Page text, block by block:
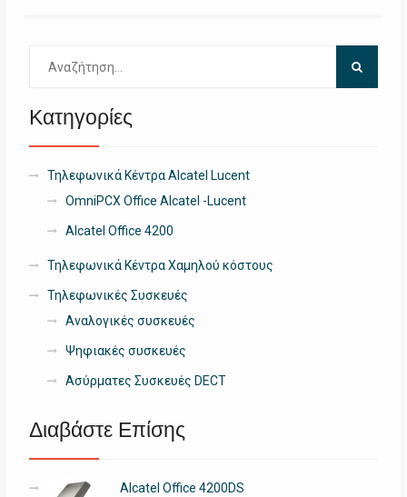
για:
Κατηγορίες
Τηλεφωνικά Κέντρα Alcatel Lucent
OmniPCX Office Alcatel -Lucent
Alcatel Office 4200
Τηλεφωνικά Κέντρα Χαμηλού κόστους
Τηλεφωνικές Συσκευές
Αναλογικές συσκευές
Ψηφιακές συσκευές
Ασύρματες Συσκευές DECT
Διαβάστε Επίσης
Alcatel Office 4200DS